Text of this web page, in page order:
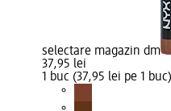
selectare magazin dm
37,95 lei
1 buc (37,95 lei pe 1 buc)